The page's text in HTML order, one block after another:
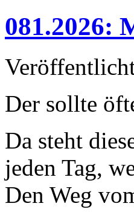
081.2026:
Der sollte
Da steht
jeden Tag,
Den Weg